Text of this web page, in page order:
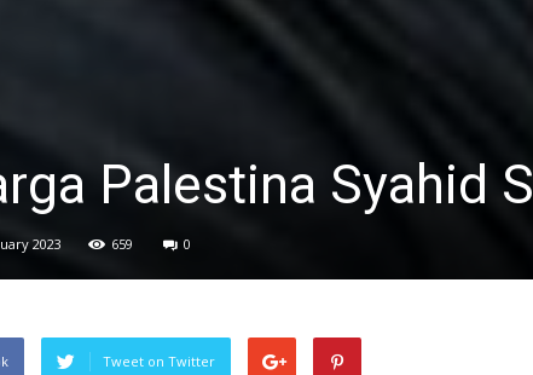
Palestina Syahid
2023 659 0
Tweet on Twitter